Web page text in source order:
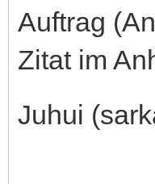
Auftrag
Zitat im
Juhui